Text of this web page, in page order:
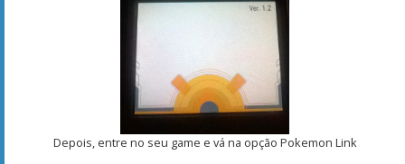
Depois, entre no seu game e vá na opção Pokemon Link